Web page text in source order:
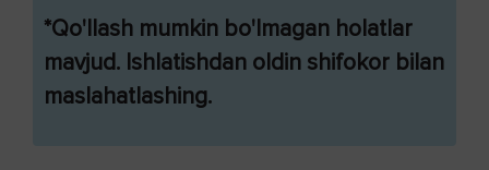
*Qo'llash mumkin bo'lmagan holatlar
mavjud. Ishlatishdan oldin shifokor bilan
maslahatlashing.